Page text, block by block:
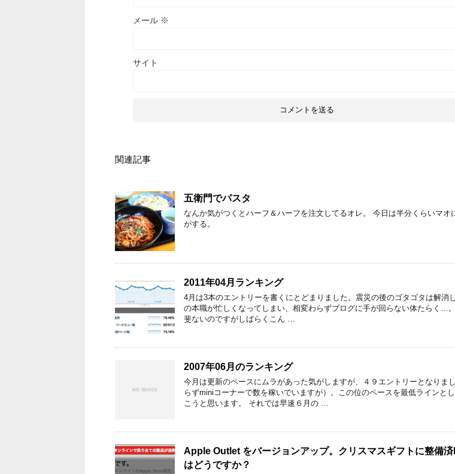
メール ※
サイト
関連記事
五衛門でパスタ
なんか気がつくとハーフ＆ハーフを注文してるオレ。 今日は半分くらいマオ
がする。
2011年04月ランキング
4月は3本のエントリーを書くにとどまりました。震災の後のゴタゴタは解消
の本職が忙しくなってしまい、相変わらずブログに手が回らない体たらく…
斐ないのですがしばらくこん …
2007年06月のランキング
今月は更新のペースにムラがあった気がしますが、４９エントリーとなりま
らずminiコーナーで数を稼いでいますが）。この位のペースを最低ラインと
こうと思います。 それでは早速６月の …
Apple Outlet をバージョンアップ。クリスマスギフトに整備
はどうですか？